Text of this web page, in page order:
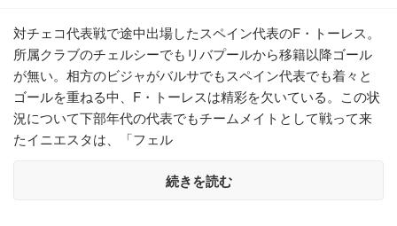
対チェコ代表戦で途中出場したスペイン代表のF・トーレス。
所属クラブのチェルシーでもリバプールから移籍以降ゴール
が無い。相方のビジャがバルサでもスペイン代表でも着々と
ゴールを重ねる中、F・トーレスは精彩を欠いている。この状
況について下部年代の代表でもチームメイトとして戦って来
たイニエスタは、「フェル
続きを読む